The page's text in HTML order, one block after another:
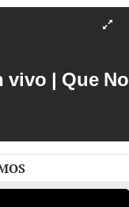
vivo | Que No